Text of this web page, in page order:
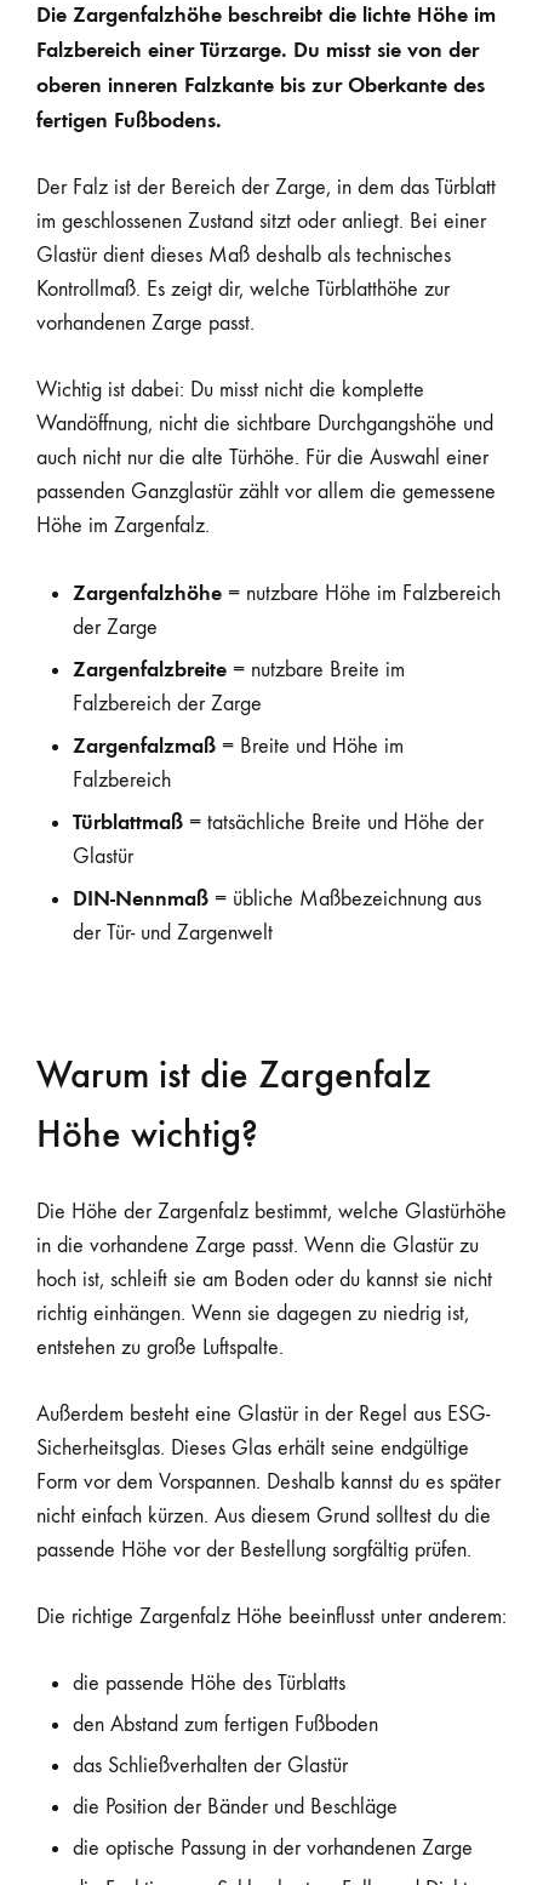
Die Zargenfalzhöhe beschreibt die lichte Höhe im
Falzbereich einer Türzarge. Du misst sie von der
oberen inneren Falzkante bis zur Oberkante des
fertigen Fußbodens.
Der Falz ist der Bereich der Zarge, in dem das Türblatt
im geschlossenen Zustand sitzt oder anliegt. Bei einer
Glastür dient dieses Maß deshalb als technisches
Kontrollmaß. Es zeigt dir, welche Türblatthöhe zur
vorhandenen Zarge passt.
Wichtig ist dabei: Du misst nicht die komplette
Wandöffnung, nicht die sichtbare Durchgangshöhe und
auch nicht nur die alte Türhöhe. Für die Auswahl einer
passenden Ganzglastür zählt vor allem die gemessene
Höhe im Zargenfalz.
Zargenfalzhöhe = nutzbare Höhe im Falzbereich
der Zarge
Zargenfalzbreite = nutzbare Breite im
Falzbereich der Zarge
Zargenfalzmaß = Breite und Höhe im
Falzbereich
Türblattmaß = tatsächliche Breite und Höhe der
Glastür
DIN-Nennmaß = übliche Maßbezeichnung aus
der Tür- und Zargenwelt
Warum ist die Zargenfalz
Höhe wichtig?
Die Höhe der Zargenfalz bestimmt, welche Glastürhöhe
in die vorhandene Zarge passt. Wenn die Glastür zu
hoch ist, schleift sie am Boden oder du kannst sie nicht
richtig einhängen. Wenn sie dagegen zu niedrig ist,
entstehen zu große Luftspalte.
Außerdem besteht eine Glastür in der Regel aus ESG-
Sicherheitsglas. Dieses Glas erhält seine endgültige
Form vor dem Vorspannen. Deshalb kannst du es später
nicht einfach kürzen. Aus diesem Grund solltest du die
passende Höhe vor der Bestellung sorgfältig prüfen.
Die richtige Zargenfalz Höhe beeinflusst unter anderem:
die passende Höhe des Türblatts
den Abstand zum fertigen Fußboden
das Schließverhalten der Glastür
die Position der Bänder und Beschläge
die optische Passung in der vorhandenen Zarge